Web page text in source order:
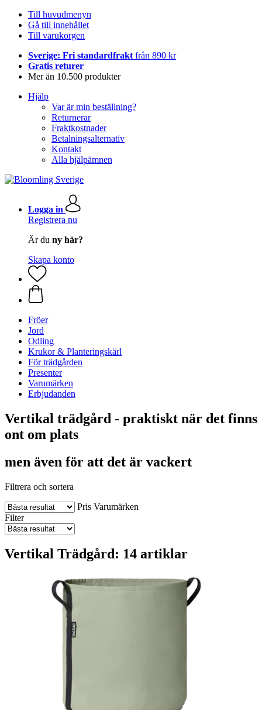
Till huvudmenyn
Gå till innehållet
Till varukorgen
Sverige: Fri standardfrakt från 890 kr
Gratis returer
Mer än 10.500 produkter
Hjälp
Var är min beställning?
Returnerar
Fraktkostnader
Betalningsalternativ
Kontakt
Alla hjälpämnen
Logga in
Registrera nu
Är du ny här?
Skapa konto
Fröer
Jord
Odling
Krukor & Planteringskärl
För trädgården
Presenter
Varumärken
Erbjudanden
Vertikal trädgård - praktiskt när det finns
ont om plats
men även för att det är vackert
Filtrera och sortera
Pris Varumärken
Filter
Vertikal Trädgård: 14 artiklar